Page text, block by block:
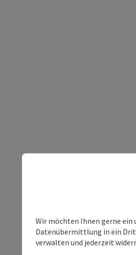
Wir möchten Ihnen gerne ein
Datenübermittlung in ein
verwalten und jederzeit